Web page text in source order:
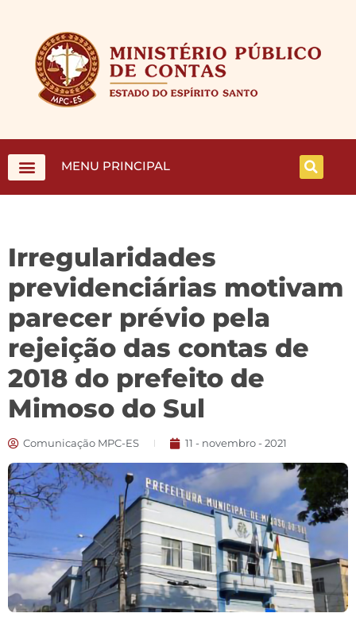
MENU PRINCIPAL
Irregularidades
previdenciárias motivam
parecer prévio pela
rejeição das contas de
2018 do prefeito de
Mimoso do Sul
Comunicação MPC-ES 11 - novembro - 2021